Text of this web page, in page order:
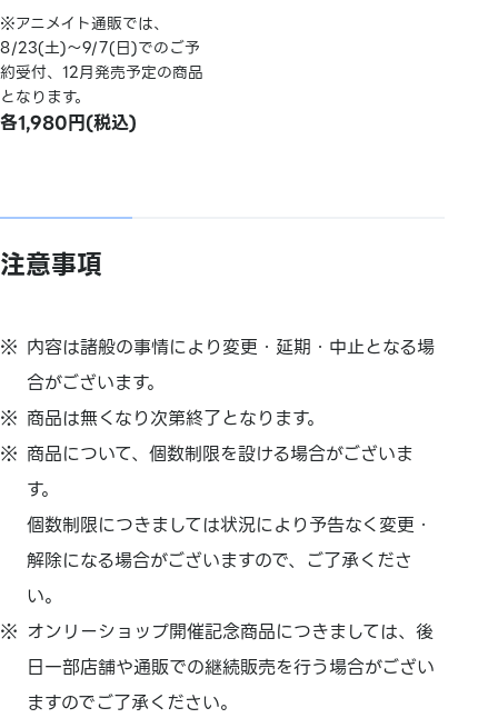
※アニメイト通販では、
8/23(土)～9/7(日)でのご予
約受付、12月発売予定の商品
となります。
各1,980円(税込)
注意事項
内容は諸般の事情により変更・延期・中止となる場
合がございます。
商品は無くなり次第終了となります。
商品について、個数制限を設ける場合がございま
す。
個数制限につきましては状況により予告なく変更・
解除になる場合がございますので、ご了承くださ
い。
オンリーショップ開催記念商品につきましては、後
日一部店舗や通販での継続販売を行う場合がござい
ますのでご了承ください。